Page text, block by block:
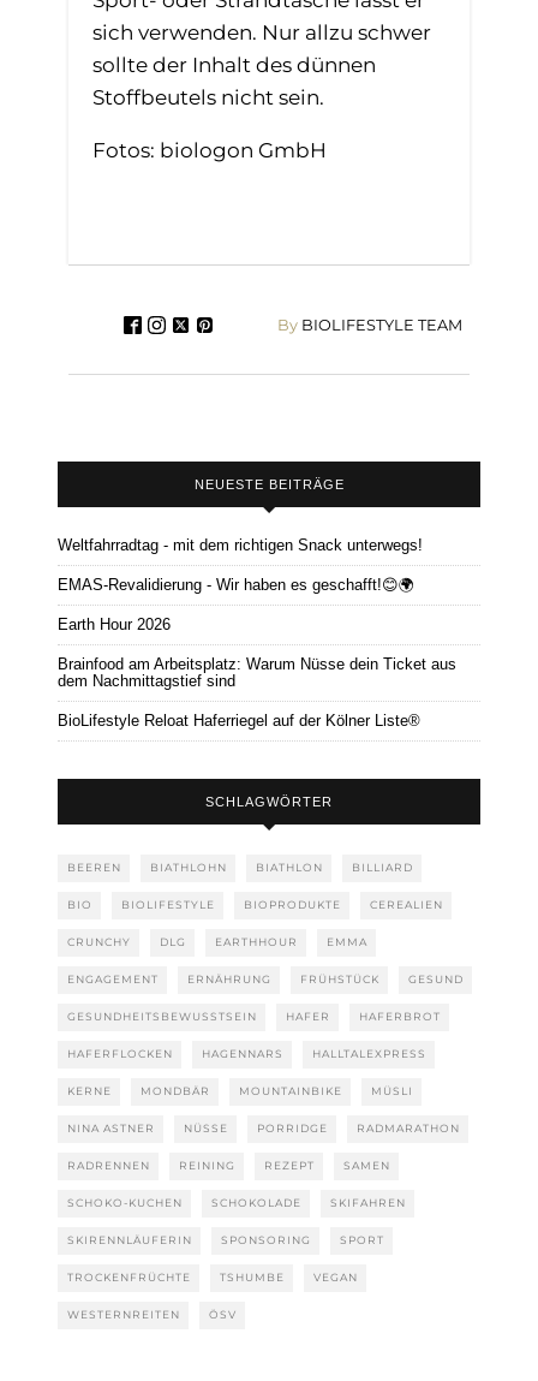
sich verwenden. Nur allzu schwer
sollte der Inhalt des dünnen
Stoffbeutels nicht sein.
Fotos: biologon GmbH
ByBIOLIFESTYLE TEAM
NEUESTE BEITRÄGE
Weltfahrradtag - mit dem richtigen Snack unterwegs!
EMAS-Revalidierung - Wir haben es geschafft!😊🌍
Earth Hour 2026
Brainfood am Arbeitsplatz: Warum Nüsse dein Ticket aus
dem Nachmittagstief sind
BioLifestyle Reloat Haferriegel auf der Kölner Liste®
SCHLAGWÖRTER
BEEREN BIATHLOHN BIATHLON BILLIARD
BIO BIOLIFESTYLE BIOPRODUKTE CEREALIEN
CRUNCHY DLG EARTHHOUR EMMA
ENGAGEMENT ERNÄHRUNG FRÜHSTÜCK GESUND
GESUNDHEITSBEWUSSTSEIN HAFER HAFERBROT
HAFERFLOCKEN HAGENNARS HALLTALEXPRESS
KERNE MONDBÄR MOUNTAINBIKE MÜSLI
NINA ASTNER NÜSSE PORRIDGE RADMARATHON
RADRENNEN REINING REZEPT SAMEN
SCHOKO-KUCHEN SCHOKOLADE SKIFAHREN
SKIRENNLÄUFERIN SPONSORING SPORT
TROCKENFRÜCHTE TSHUMBE VEGAN
WESTERNREITEN ÖSV